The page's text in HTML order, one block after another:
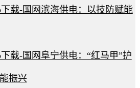
载-国网滨海供电：以技防赋能
载-国网阜宁供电：“红马甲”护
振兴